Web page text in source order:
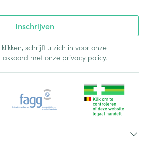
Inschrijven
schrijft u zich in voor onze
met onze privacy policy.